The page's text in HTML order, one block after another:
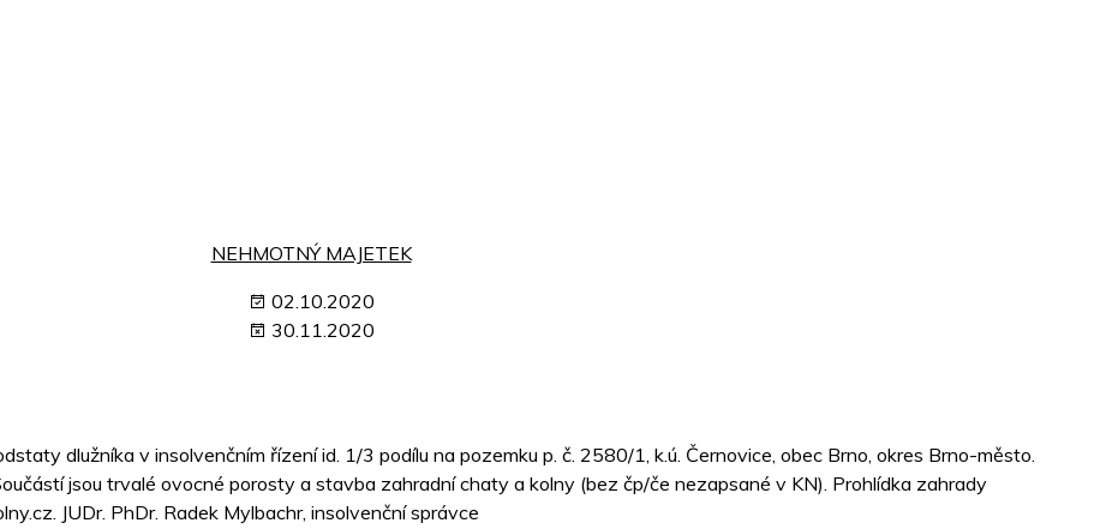
NEHMOTNÝ MAJETEK
02.10.2020
30.11.2020
dlužníka v insolvenčním řízení id. 1/3 podílu na pozemku p. č. 2580/1, k.ú. Černovice, obec Brno, okres Brno-město.
jsou trvalé ovocné porosty a stavba zahradní chaty a kolny (bez čp/če nezapsané v KN). Prohlídka zahrady
JUDr. PhDr. Radek Mylbachr, insolvenční správce